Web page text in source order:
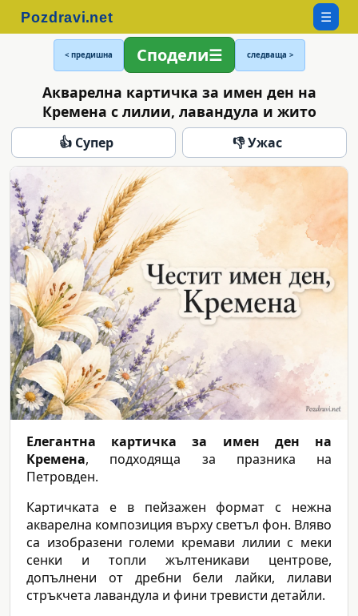
☰
< предишна Сподели следваща >
Акварелна картичка за имен ден на
Кремена с лилии, лавандула и жито
👍 Супер 👎 Ужас
Елегантна картичка за имен ден на
Кремена, подходяща за празника на
Петровден.
Картичката е в пейзажен формат с нежна
акварелна композиция върху светъл фон. Вляво
са изобразени големи кремави лилии с меки
сенки и топли жълтеникави центрове,
допълнени от дребни бели лайки, лилави
стръкчета лавандула и фини тревисти детайли.